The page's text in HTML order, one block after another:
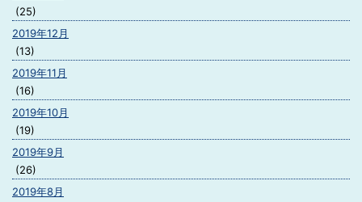
(25)
2019年12月
(13)
2019年11月
(16)
2019年10月
(19)
2019年9月
(26)
2019年8月